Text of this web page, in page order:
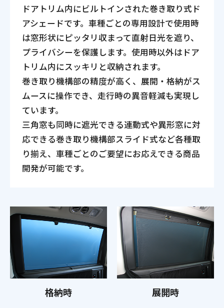
ドアトリム内にビルトインされた巻き取り式ド
アシェードです。車種ごとの専用設計で使用時
は窓形状にピッタリ収まって直射日光を遮り、
プライバシーを保護します。使用時以外はドア
トリム内にスッキリと収納されます。
巻き取り機構部の精度が高く、展開・格納がス
ムースに操作でき、走行時の異音軽減も実現し
ています。
三角窓も同時に遮光できる連動式や異形窓に対
応できる巻き取り機構部スライド式など各種取
り揃え、車種ごとのご要望にお応えできる商品
開発が可能です。
格納時 展開時